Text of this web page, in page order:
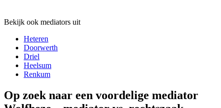
Bekijk ook mediators uit
Heteren
Doorwerth
Driel
Heelsum
Renkum
Op zoek naar een voordelige mediator